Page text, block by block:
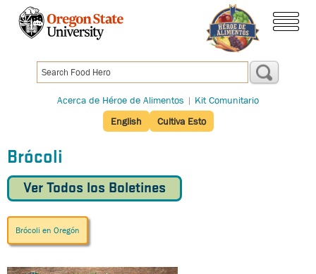
Pasar
principal
Acerca de Héroe de Alimentos | Kit Comunitario
English
Cultiva Esto
Brócoli
Ver Todos los Boletines
Brócoli en Oregón